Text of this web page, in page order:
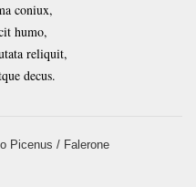
coniux,
humo,
reliquit,
decus.
Picenus / Falerone